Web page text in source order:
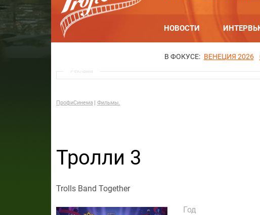
НОВОСТИ
В ФОКУСЕ: ВЕНЕЦИЯ 2026
Реклама
ПрофиСинема Фильмы.
Тролли 3
Trolls Band Together
Год